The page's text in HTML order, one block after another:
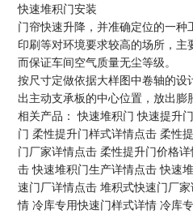
快速堆积门安装
门帘快速升降，并准确定位的一种
印刷等对环境要求较高的场所，
而保证车间空气质量无尘等级。
按尺寸定做依据大样图中卷轴的设
出主动支承板的中心位置，放出膨
相关产品：快速堆积门 快速提升门
门 柔性提升门样式详情点击 柔性
门厂家详情点击 柔性提升门价格
击 快速堆积门生产详情点击 快速
速门厂详情点击 堆积式快速门厂
情 冷库专用快速门样式详情 冷库